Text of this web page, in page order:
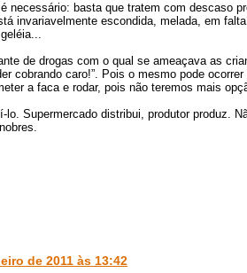
necessário: basta que tratem com descaso
invariavelmente escondida, melada, em
de drogas com o qual se ameaçava as
cobrando caro!”. Pois o mesmo pode
a faca e rodar, pois não teremos mais
Supermercado distribui, produtor produz.
de 2011 às 13:42